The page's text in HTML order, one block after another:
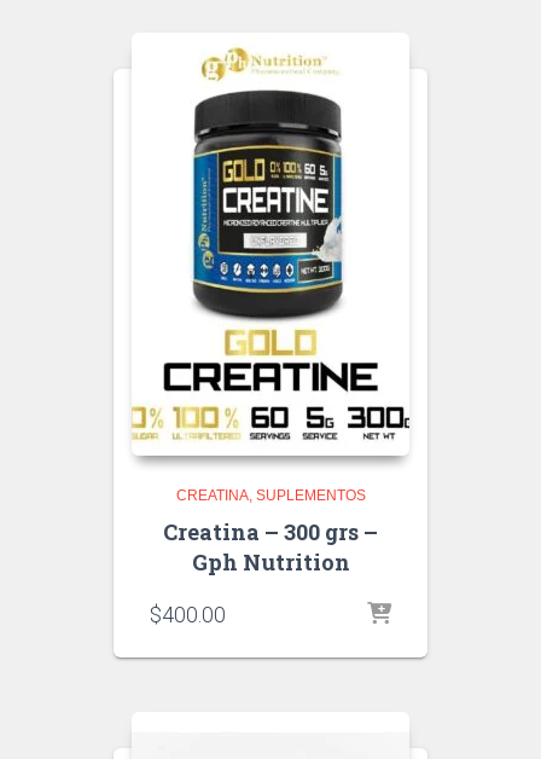
CREATINA SUPLEMENTOS
Creatina – 300 grs –
Gph Nutrition
$400.00